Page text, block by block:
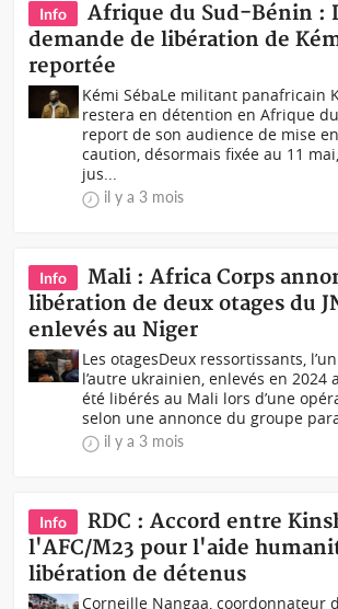
Info
Afrique du Sud-Bénin :
demande de libération de
reportée
Kémi SébaLe militant panafricain
restera en détention en Afrique
report de son audience de mise
caution, désormais fixée au 11
jus...
il y a 3 mois
Info
Mali : Africa Corps
libération de deux otages du
enlevés au Niger
Les otagesDeux ressortissants,
l’autre ukrainien, enlevés en 2024
été libérés au Mali lors d’une
selon une annonce du groupe
il y a 3 mois
Info
RDC : Accord entre
l'AFC/M23 pour l'aide
libération de détenus
Corneille Nangaa, coordonnateur